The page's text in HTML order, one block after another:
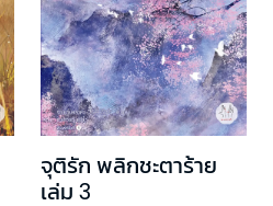
จุติรัก พลิกชะตาร้าย
เล่ม 3